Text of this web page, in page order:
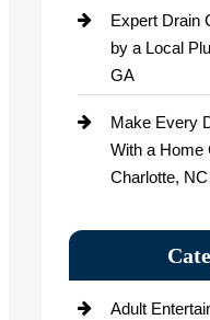
Expert Drain
by a Local
GA
Make Every
With a Home
Charlotte,
Adult